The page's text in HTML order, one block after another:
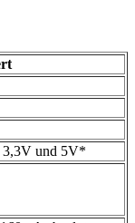
3,3V und 5V*